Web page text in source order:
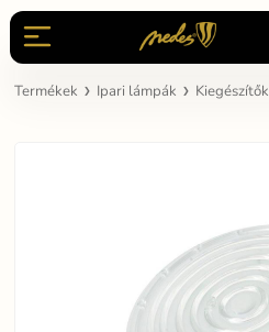
Termékek Ipari lámpák Kiegészítők